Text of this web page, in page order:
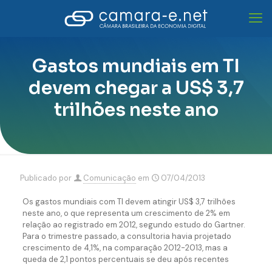
Gastos mundiais em TI
devem chegar a US$ 3,7
trilhões neste ano
Publicado por Comunicação em 07/04/2013
Os gastos mundiais com TI devem atingir US$ 3,7 trilhões
neste ano, o que representa um crescimento de 2% em
relação ao registrado em 2012, segundo estudo do Gartner.
Para o trimestre passado, a consultoria havia projetado
crescimento de 4,1%, na comparação 2012-2013, mas a
queda de 2,1 pontos percentuais se deu após recentes